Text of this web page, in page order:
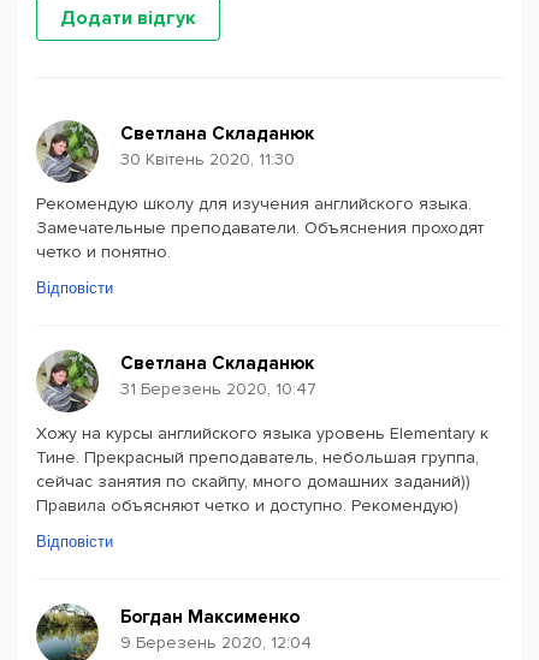
Додати відгук
Светлана Складанюк
30 Квітень 2020, 11:30
Рекомендую школу для изучения английского языка.
Замечательные преподаватели. Объяснения проходят
четко и понятно.
Відповісти
Светлана Складанюк
31 Березень 2020, 10:47
Хожу на курсы английского языка уровень Elementary к
Тине. Прекрасный преподаватель, небольшая группа,
сейчас занятия по скайпу, много домашних заданий))
Правила объясняют четко и доступно. Рекомендую)
Відповісти
Богдан Максименко
9 Березень 2020, 12:04